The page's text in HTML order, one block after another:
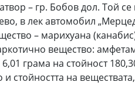
– гр. Бобов дол. Той се
в лек автомобил
– марихуана
вещество:
грама на стойност
стойността на